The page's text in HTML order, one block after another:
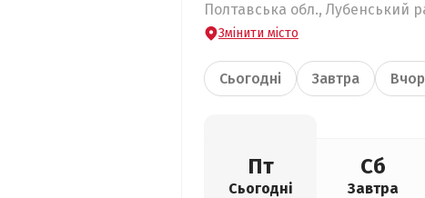
Полтавська обл., Лубенський
Змінити місто
Сьогодні Завтра
Пт
Сьогодні
Сб
Завтра